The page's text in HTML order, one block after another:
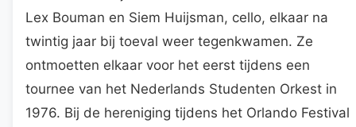
Lex Bouman en Siem Huijsman, cello, elkaar na
twintig jaar bij toeval weer tegenkwamen. Ze
ontmoetten elkaar voor het eerst tijdens een
tournee van het Nederlands Studenten Orkest in
1976. Bij de hereniging tijdens het Orlando Festival